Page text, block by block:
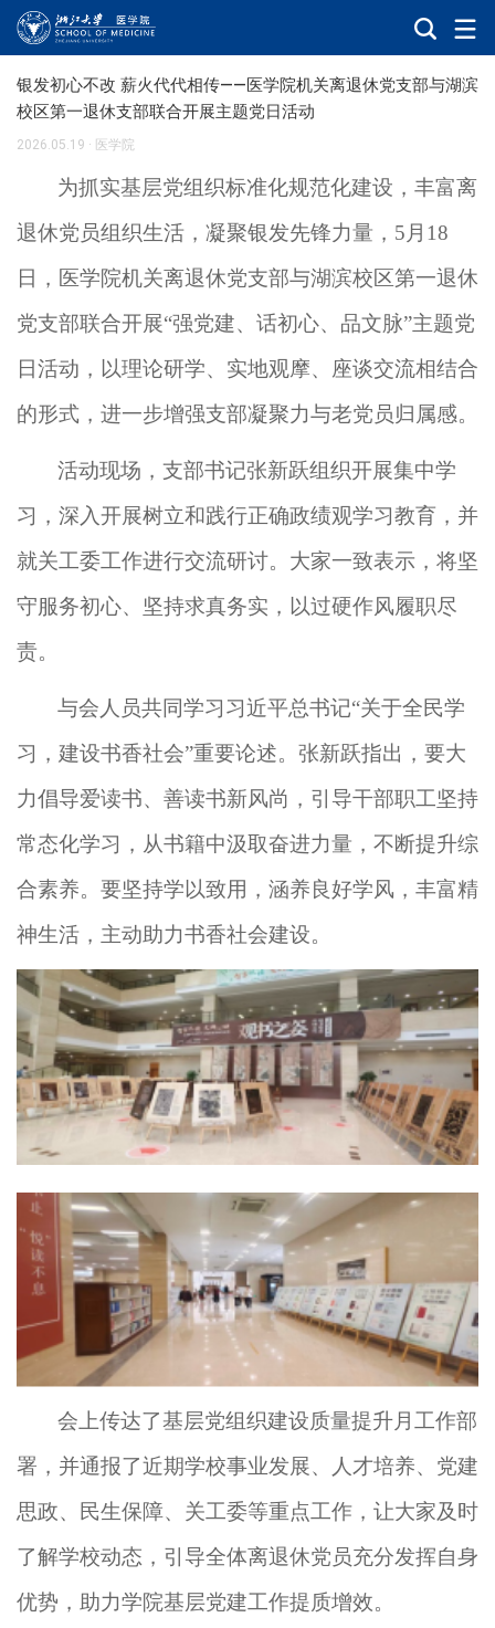
银发初心不改 薪火代代相传——医学院机关离退休党支部与湖滨
校区第一退休支部联合开展主题党日活动
2026.05.19 · 医学院
为抓实基层党组织标准化规范化建设，丰富离
退休党员组织生活，凝聚银发先锋力量， 5 月 18
日，医学院机关离退休党支部与湖滨校区第一退休
党支部联合开展“强党建、话初心、品文脉”主题党
日活动 ， 以理论研学、 实地观摩、座谈交流相结合
的形式 ， 进一步增强支部凝聚力与老党员归属感。
活动现场 ， 支部书记张新跃组织开展集中学
习， 深入开展树立和践行正确政绩观学习教育 ， 并
就关工委工作进行交流研讨。 大家一致表示，将坚
守服务初心、坚持求真务实，以过硬作风履职尽
责。
与会人员共同学习习近平总书记“关于全民学
习，建设书香社会”重要论述。 张新跃指出， 要大
力倡导爱读书、善读书新风尚 ， 引导干部职工坚持
常态化学习，从书籍中汲取奋进力量，不断提升综
合素养。 要坚持学以致用，涵养良好学风，丰富精
神生活，主动助力书香社会建设。
会上传达了基层党组织建设质量提升月 工作部
署 ， 并通报了近期学校事业发展、人才培养、党建
思政、民生保障、关工委等重点工作， 让大家及时
了解学校动态 ， 引导全体离退休党员充分发挥自身
优势，助力学院基层党建工作提质增效。